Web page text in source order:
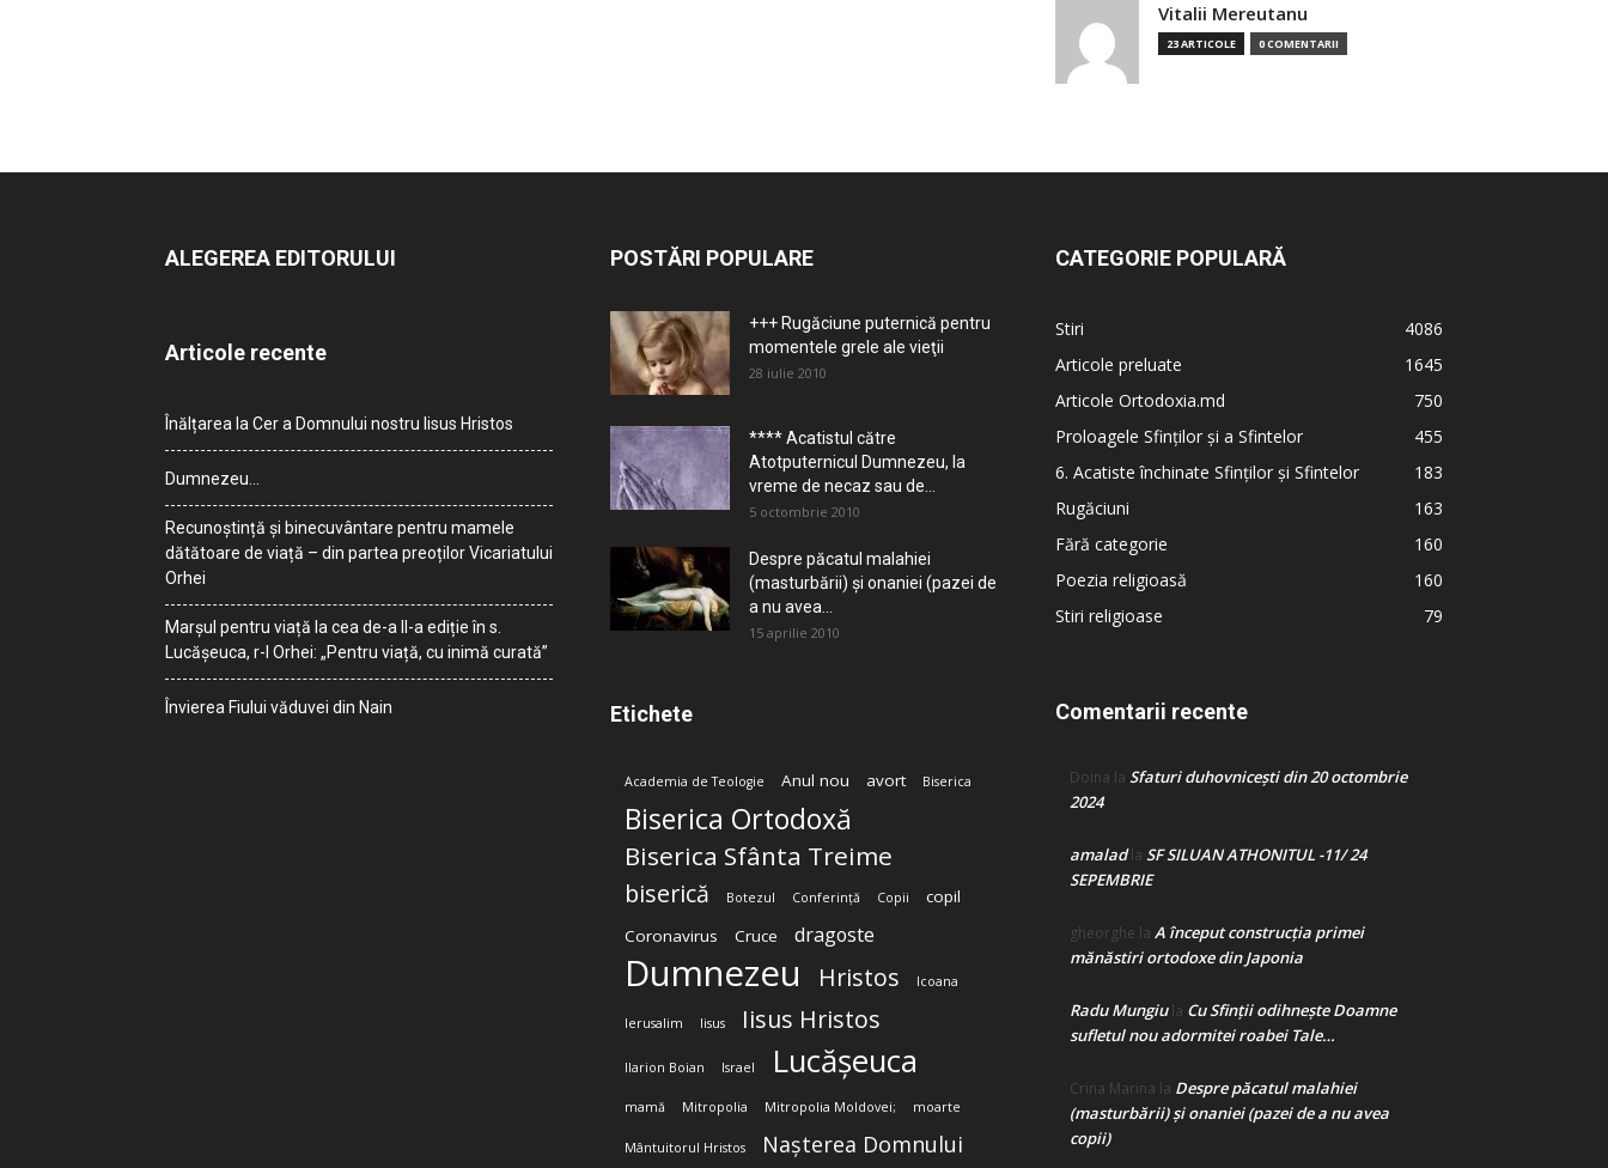
Vitalii Mereutanu
23 ARTICOLE 0 COMENTARII
ALEGEREA EDITORULUI
Articole recente
Înălțarea la Cer a Domnului nostru Iisus Hristos
Dumnezeu…
Recunoștință și binecuvântare pentru mamele
dătătoare de viață – din partea preoților Vicariatului
Orhei
Marșul pentru viață la cea de-a II-a ediție în s.
Lucășeuca, r-l Orhei: „Pentru viață, cu inimă curată”
Învierea Fiului văduvei din Nain
POSTĂRI POPULARE
+++ Rugăciune puternică pentru
momentele grele ale vieţii
28 iulie 2010
**** Acatistul către
Atotputernicul Dumnezeu, la
vreme de necaz sau de...
5 octombrie 2010
Despre păcatul malahiei
(masturbării) şi onaniei (pazei de
a nu avea...
15 aprilie 2010
Etichete
Academia de Teologie Anul nou avort Biserica
Biserica Ortodoxă
Biserica Sfânta Treime
biserică Botezul Conferință Copii
copil
Coronavirus
Cruce dragoste
Dumnezeu Hristos Icoana
Ierusalim Iisus Iisus Hristos
Ilarion Boian Israel Lucășeuca
mamă Mitropolia Mitropolia Moldovei; moarte
Mântuitorul Hristos Nașterea Domnului
CATEGORIE POPULARĂ
Stiri
4086
Articole preluate
1645
Articole Ortodoxia.md
750
Proloagele Sfinților și a Sfintelor
455
6. Acatiste închinate Sfinților și Sfintelor
183
Rugăciuni
163
Fără categorie
160
Poezia religioasă
160
Stiri religioase
79
Comentarii recente
Doina la Sfaturi duhovnicești din 20 octombrie
2024
amaladla SF SILUAN ATHONITUL -11/ 24
SEPEMBRIE
gheorghe la A început construcţia primei
mănăstiri ortodoxe din Japonia
Radu Mungiula Cu Sfinții odihnește Doamne
sufletul nou adormitei roabei Tale…
Crina Marina la Despre păcatul malahiei
(masturbării) şi onaniei (pazei de a nu avea
copii)